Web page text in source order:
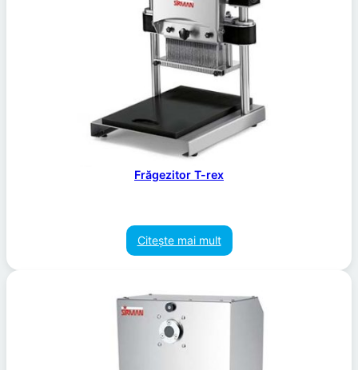
Frăgezitor T-rex
Citește mai mult